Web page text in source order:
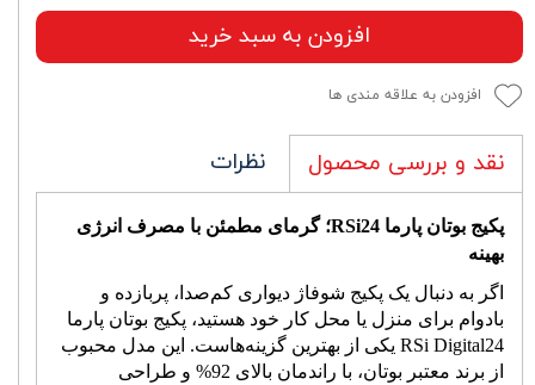
افزودن به سبد خرید
افزودن به علاقه مندی ها
نقد و بررسی محصول نظرات
پکیج بوتان پارما 24 RSi؛ گرمای مطمئن با مصرف انرژی
بهینه
اگر به دنبال یک پکیج شوفاژ دیواری کم‌صدا، پربازده و
بادوام برای منزل یا محل کار خود هستید، پکیج بوتان پارما
24
RSi Digital یکی از بهترین گزینه‌هاست. این مدل محبوب
از برند معتبر بوتان، با راندمان بالای 92% و طراحی